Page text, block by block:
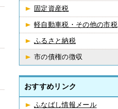
固定資産税
軽自動車税・その他の市税
ふるさと納税
市の債権の徴収
おすすめリンク
ふなばし情報メール